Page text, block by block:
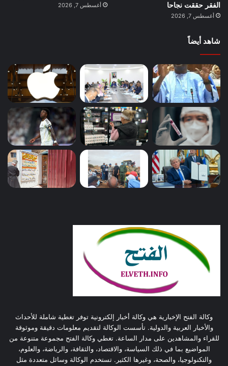
الفقر حققت نجاحا
أغسطس 7, 2026
أغسطس 7, 2026
شاهد أيضاً
وكالة الفتح الإخبارية هي وكالة أخبار إلكترونية توفر تغطية شاملة للأحداث
والأخبار العربية والدولية. تأسست الوكالة لتقديم معلومات دقيقة وموثوقة
للقراء والمشاهدين على مدار الساعة. تغطي وكالة الفتح مجموعة متنوعة من
المواضيع بما في ذلك السياسة، والاقتصاد، والثقافة، والرياضة، والعلوم،
والتكنولوجيا، والصحة، وغيرها الكثير. تستخدم الوكالة وسائل متعددة مثل